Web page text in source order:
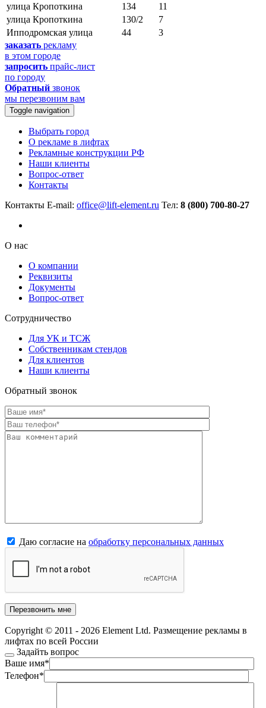
улица Кропоткина
134
11
улица Кропоткина
130/2
7
Ипподромская улица
44
3
заказать рекламу
в этом городе
запросить прайс-лист
по городу
Обратный звонок
мы перезвоним вам
Toggle navigation
Выбрать город
О рекламе в лифтах
Рекламные конструкции РФ
Наши клиенты
Вопрос-ответ
Контакты
Контакты E-mail: office@lift-element.ru Тел: 8 (800) 700-80-27
О нас
О компании
Реквизиты
Документы
Вопрос-ответ
Сотрудничество
Для УК и ТСЖ
Собственникам стендов
Для клиентов
Наши клиенты
Обратный звонок
Даю согласие на обработку персональных данных
Copyright © 2011 - 2026 Element Ltd. Размещение рекламы в
лифтах по всей России
Задайть вопрос
Ваше имя*
Телефон*